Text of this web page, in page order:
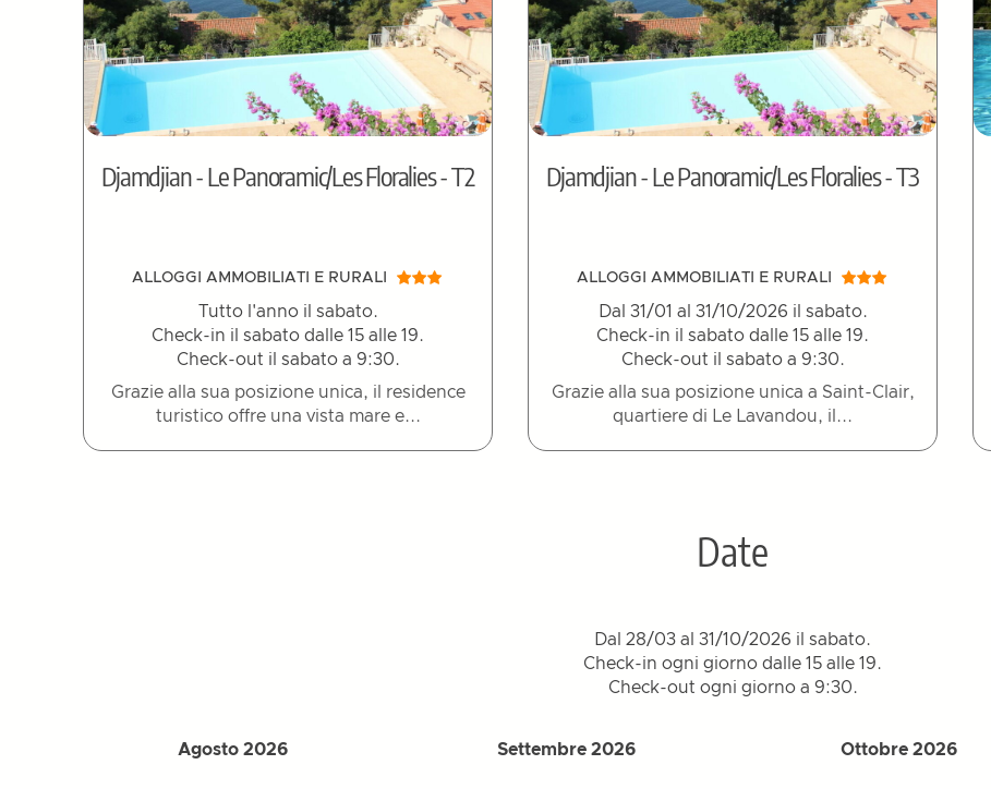
Djamdjian - Le Panoramic/Les Floralies - T2
ALLOGGI AMMOBILIATI E RURALI
Tutto l'anno il sabato.
Check-in il sabato dalle 15 alle 19.
Check-out il sabato a 9:30.
Grazie alla sua posizione unica, il residence
turistico offre una vista mare e...
Djamdjian - Le Panoramic/Les Floralies - T3
ALLOGGI AMMOBILIATI E RURALI
Dal 31/01 al 31/10/2026 il sabato.
Check-in il sabato dalle 15 alle 19.
Check-out il sabato a 9:30.
Grazie alla sua posizione unica a Saint-Clair,
quartiere di Le Lavandou, il...
Date
Dal 28/03 al 31/10/2026 il sabato.
Check-in ogni giorno dalle 15 alle 19.
Check-out ogni giorno a 9:30.
Agosto 2026 Settembre 2026 Ottobre 2026